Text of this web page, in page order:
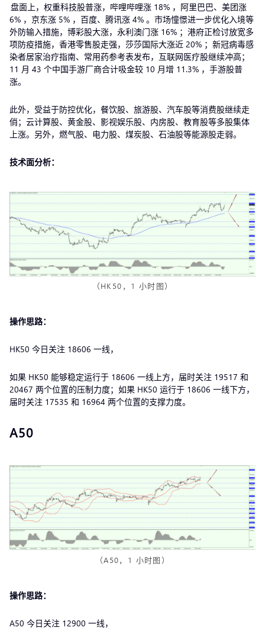
盘面上，权重科技股普涨，哔哩哔哩涨 18% ，阿里巴巴、美团涨
6% ，京东涨 5% ，百度、腾讯涨 4% 。市场憧憬进一步优化入境等
外防输入措施，博彩股大涨，永利澳门涨 16% ；港府正检讨放宽多
项防疫措施，香港零售股走强，莎莎国际大涨近 20% ；新冠病毒感
染者居家治疗指南、常用药参考表发布，互联网医疗股继续冲高；
11 月 43 个中国手游厂商合计吸金较 10 月增 11.3% ，手游股普
涨。
此外，受益于防控优化，餐饮股、旅游股、汽车股等消费股继续走
俏；云计算股、黄金股、影视娱乐股、内房股、教育股等多股集体
上涨。另外，燃气股、电力股、煤炭股、石油股等能源股走弱。
技术面分析：
（HK50，1 小时图）
操作思路：
HK50 今日关注 18606 一线，
如果 HK50 能够稳定运行于 18606 一线上方，届时关注 19517 和
20467 两个位置的压制力度；如果 HK50 运行于 18606 一线下方，
届时关注 17535 和 16964 两个位置的支撑力度。
A50
（A50，1 小时图）
操作思路：
A50 今日关注 12900 一线，